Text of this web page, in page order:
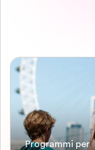
Programmi per